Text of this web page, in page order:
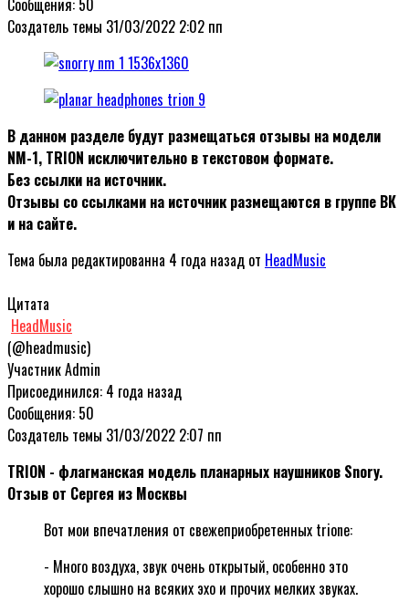
Сообщения: 50
Создатель темы 31/03/2022 2:02 пп
В данном разделе будут размещаться отзывы на модели
NM-1, TRION исключительно в текстовом формате.
Без ссылки на источник.
Отзывы со ссылками на источник размещаются в группе ВК
и на сайте.
Тема была редактированна 4 года назад от HeadMusic
Цитата
HeadMusic
(@headmusic)
УчастникAdmin
Присоединился: 4 года назад
Сообщения: 50
Создатель темы 31/03/2022 2:07 пп
TRION - флагманская модель планарных наушников Snory.
Отзыв от Сергея из Москвы
Вот мои впечатления от свежеприобретенных trione:
- Много воздуха, звук очень открытый, особенно это
хорошо слышно на всяких эхо и прочих мелких звуках.